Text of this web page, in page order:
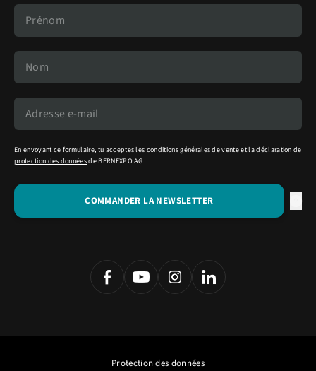
En envoyant ce formulaire, tu acceptes les conditions générales de venteet ladéclaration de
protection des donnéesde BERNEXPO AG
Protection des données